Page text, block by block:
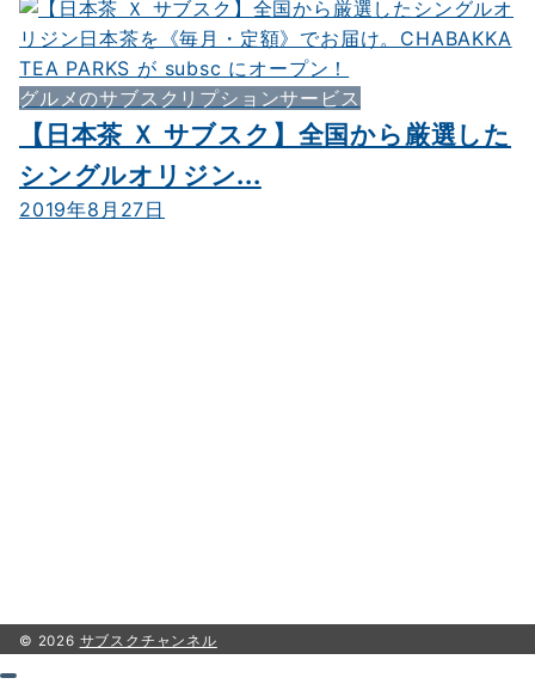
グルメのサブスクリプションサービス
【日本茶 Ｘ サブスク】全国から厳選した
シングルオリジン...
2019年8月27日
© 2026 サブスクチャンネル